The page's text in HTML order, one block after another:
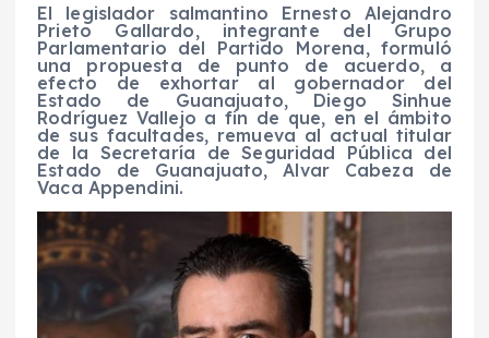
El legislador salmantino Ernesto Alejandro
Prieto Gallardo, integrante del Grupo
Parlamentario del Partido Morena, formuló
una propuesta de punto de acuerdo, a
efecto de exhortar al gobernador del
Estado de Guanajuato, Diego Sinhue
Rodríguez Vallejo a fin de que, en el ámbito
de sus facultades, remueva al actual titular
de la Secretaría de Seguridad Pública del
Estado de Guanajuato, Alvar Cabeza de
Vaca Appendini.